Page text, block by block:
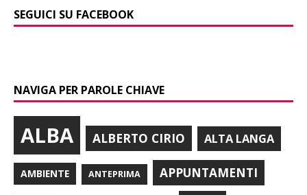
SEGUICI SU FACEBOOK
NAVIGA PER PAROLE CHIAVE
ALBA ALBERTO CIRIO ALTA LANGA
AMBIENTE ANTEPRIMA APPUNTAMENTI